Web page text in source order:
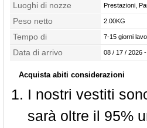
Luoghi di nozze Prestazioni,
Peso netto 2.00KG
Tempo di
confezionamento
7-15 giorni
Data di arrivo 08 / 17 / 2026
Acquista abiti considerazioni
I nostri vestiti
sarà oltre il 95%